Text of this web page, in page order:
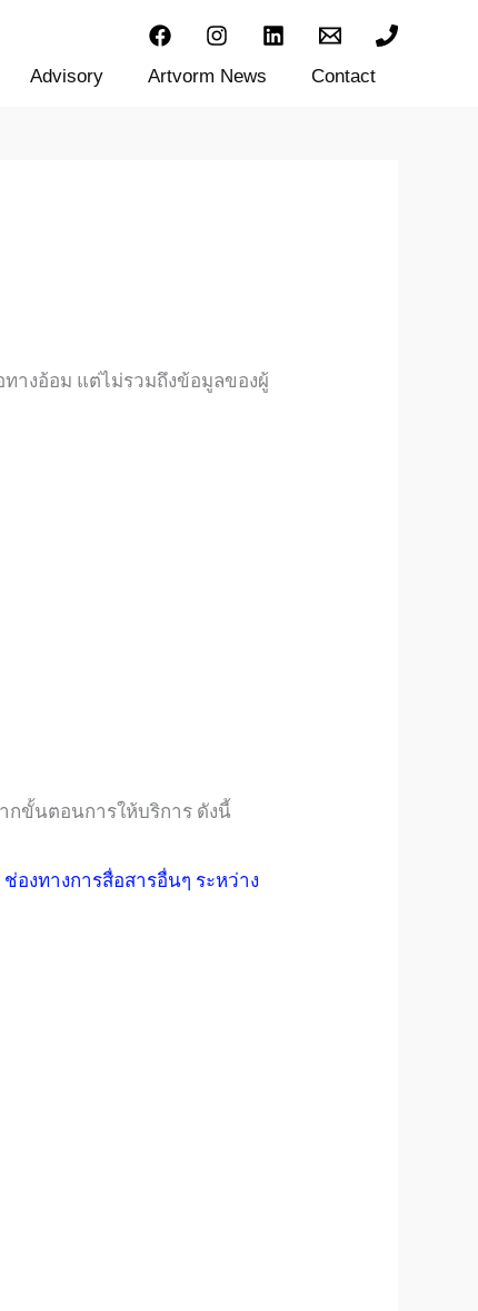
Advisory Artvorm News Contact
างอ้อม แต่ไม่รวมถึงข้อมูลของผู้
กขั้นตอนการให้บริการ ดังนี้
องทางการสื่อสารอื่นๆ ระหว่าง